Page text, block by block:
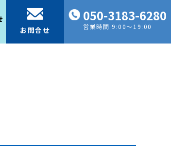
お問合せ
050-3183-6280
営業時間 9:00～19:00